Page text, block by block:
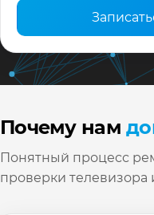
Сроки,
запчастей: простые
детали — по
проверку и выдаём
Заявка с моделью
мастера.
Почему нам
Понятный процесс
проверки телевизора